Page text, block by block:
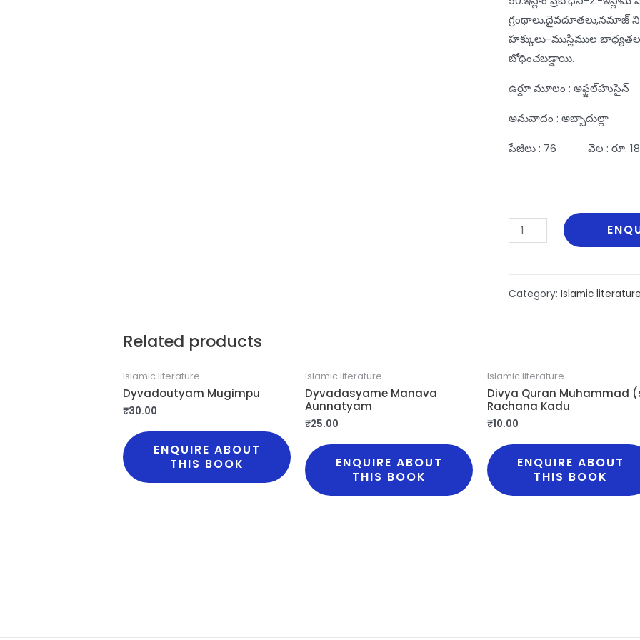
గ్రంథాలు,దైవదూతలు,నమాజ్‌
హక్కులు-ముస్లిముల
బోధించబడ్డాయి.
ఉర్దూ మూలం : అఫ్జల్‌హుసైన్‌
అనువాదం : అబ్బాదుల్లా
పేజీలు : 76 వెల : రూ. 18
Islam
Prabodhini
Category: Islamic
Related products
Islamic literature
Dyvadoutyam Mugimpu
₹30.00
ENQUIRE ABOUT
THIS BOOK
Islamic literature
Dyvadasyame Manava
Aunnatyam
₹25.00
ENQUIRE ABOUT
THIS BOOK
Islamic literature
Divya Quran Muhammad
Rachana Kadu
₹10.00
ENQUIRE ABOUT
THIS BOOK